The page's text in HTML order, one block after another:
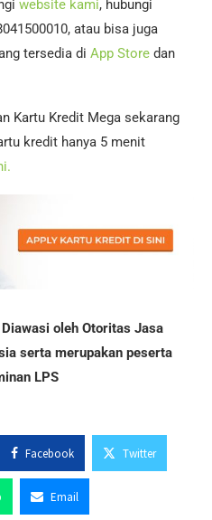
website kami, hubungi
atau bisa juga
tersedia di App Store dan
Kartu Kredit Mega sekarang
kredit hanya 5 menit
oleh Otoritas Jasa
serta merupakan peserta
LPS
Facebook Twitter
Email